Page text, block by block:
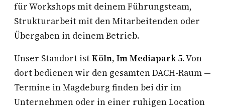
für Workshops mit deinem Führungsteam,
Strukturarbeit mit den Mitarbeitenden oder
Übergaben in deinem Betrieb.
Unser Standort istKöln, Im Mediapark 5. Von
dort bedienen wir den gesamten DACH-Raum —
Termine in Magdeburg finden bei dir im
Unternehmen oder in einer ruhigen Location